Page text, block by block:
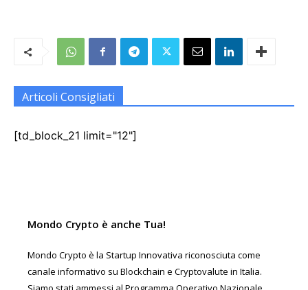
Articoli Consigliati
[td_block_21 limit="12"]
Mondo Crypto è anche Tua!
Mondo Crypto è la Startup Innovativa riconosciuta come
canale informativo su Blockchain e Cryptovalute in Italia.